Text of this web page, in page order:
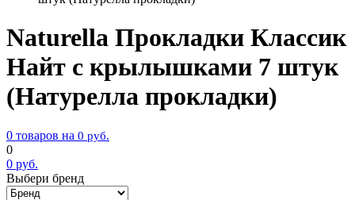
Naturella Прокладки Классик
Найт с крылышками 7 штук
(Натурелла прокладки)
0 товаров на 0 руб.
0
0 руб.
Выбери бренд